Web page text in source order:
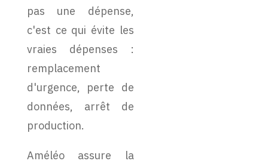
pas une dépense,
c'est ce qui évite les
vraies dépenses :
remplacement
d'urgence, perte de
données, arrêt de
production.
Améléo assure la